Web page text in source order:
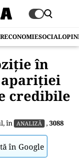
ECONOMIESOCIAL
în
apariției
credibile
, în ANALIZĂ ,3088
în Google